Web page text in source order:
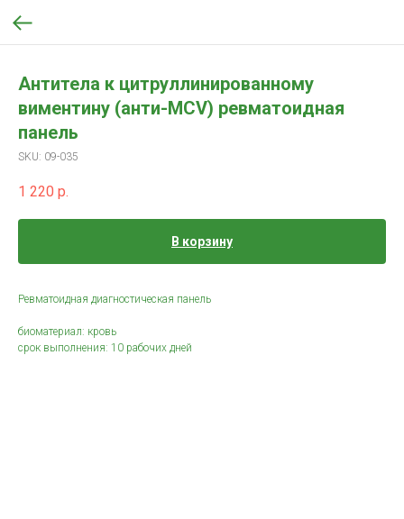
Антитела к цитруллинированному
виментину (анти-MCV) ревматоидная
панель
SKU: 09-035
1 220 р.
В корзину
Ревматоидная диагностическая панель
биоматериал: кровь
срок выполнения: 10 рабочих дней